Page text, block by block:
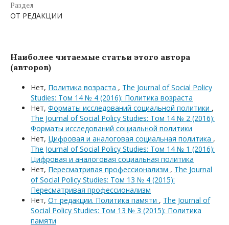
Раздел
ОТ РЕДАКЦИИ
Наиболее читаемые статьи этого автора
(авторов)
Нет, Политика возраста , The Journal of Social Policy
Studies: Том 14 № 4 (2016): Политика возраста
Нет, Форматы исследований социальной политики ,
The Journal of Social Policy Studies: Том 14 № 2 (2016):
Форматы исследований социальной политики
Нет, Цифровая и аналоговая социальная политика ,
The Journal of Social Policy Studies: Том 14 № 1 (2016):
Цифровая и аналоговая социальная политика
Нет, Пересматривая профессионализм , The Journal
of Social Policy Studies: Том 13 № 4 (2015):
Пересматривая профессионализм
Нет, От редакции. Политика памяти , The Journal of
Social Policy Studies: Том 13 № 3 (2015): Политика
памяти